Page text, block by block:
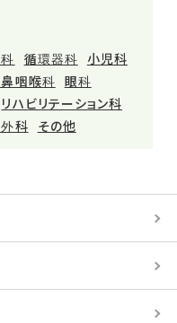
循環器科
小児科
咽喉科
眼科
リハビリテーション科
科 その他